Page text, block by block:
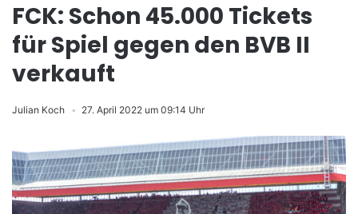
FCK: Schon 45.000 Tickets
für Spiel gegen den BVB II
verkauft
Julian Koch 27. April 2022 um 09:14 Uhr